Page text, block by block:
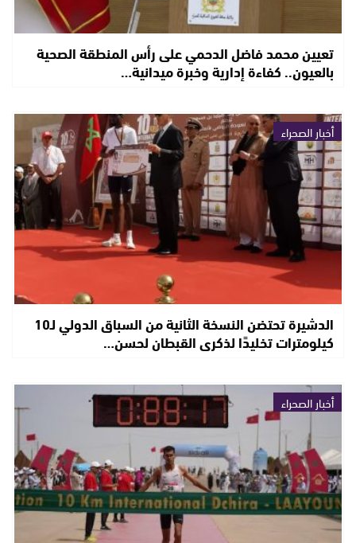
تعيين محمد فاضل الدحمي على رأس المنطقة الصحية
بالعيون.. كفاءة إدارية وخبرة ميدانية…
أخبار الصحراء
الدشيرة تحتضن النسخة الثانية من السباق الدولي لـ10
كيلومترات تخليدًا لذكرى القبطان لحسن…
أخبار الصحراء